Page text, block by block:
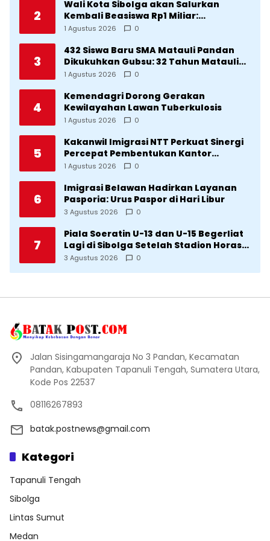
2
Wali Kota Sibolga akan Salurkan
Kembali Beasiswa Rp1 Miliar:
Diproritaskan Mahasiswa Korban
1 Agustus 2026 0
3
432 Siswa Baru SMA Matauli Pandan
Dikukuhkan Gubsu: 32 Tahun Matauli
Cetak SDM Unggul
1 Agustus 2026 0
4
Kemendagri Dorong Gerakan
Kewilayahan Lawan Tuberkulosis
1 Agustus 2026 0
5
Kakanwil Imigrasi NTT Perkuat Sinergi
Percepat Pembentukan Kantor
Imigrasi Sumba Timur
1 Agustus 2026 0
6
Imigrasi Belawan Hadirkan Layanan
Pasporia: Urus Paspor di Hari Libur
3 Agustus 2026 0
7
Piala Soeratin U-13 dan U-15 Begerliat
Lagi di Sibolga Setelah Stadion Horas
Direvitalisasi Wali Kota
3 Agustus 2026 0
Jalan Sisingamangaraja No 3 Pandan, Kecamatan
Pandan, Kabupaten Tapanuli Tengah, Sumatera Utara,
Kode Pos 22537
08116267893
batak.postnews@gmail.com
Kategori
Tapanuli Tengah
Sibolga
Lintas Sumut
Medan